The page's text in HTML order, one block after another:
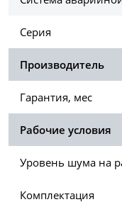
Серия
Производитель
Гарантия, мес
Рабочие условия
Уровень шума на
Комплектация